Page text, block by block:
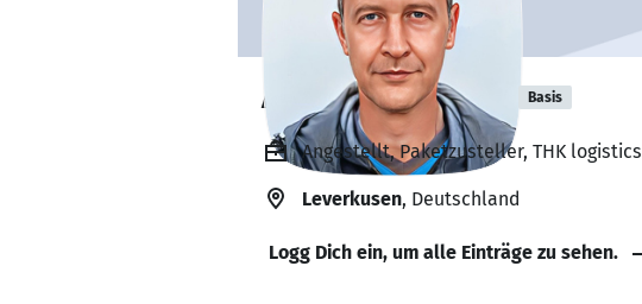
Antonio Bertono Basis
Angestellt, Paketzusteller, THK logistics
Leverkusen, Deutschland
Logg Dich ein, um alle Einträge zu sehen.